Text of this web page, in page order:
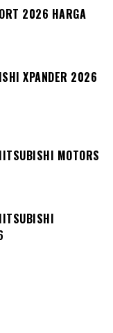
2026 HARGA
XPANDER 2026
MOTORS